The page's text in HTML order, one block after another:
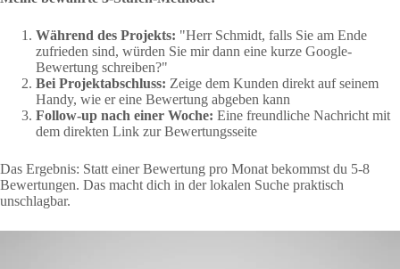
Während des Projekts: "Herr Schmidt, falls Sie am Ende
zufrieden sind, würden Sie mir dann eine kurze Google-
Bewertung schreiben?"
Bei Projektabschluss: Zeige dem Kunden direkt auf seinem
Handy, wie er eine Bewertung abgeben kann
Follow-up nach einer Woche: Eine freundliche Nachricht mit
dem direkten Link zur Bewertungsseite
Das Ergebnis: Statt einer Bewertung pro Monat bekommst du 5-8
Bewertungen. Das macht dich in der lokalen Suche praktisch
unschlagbar.